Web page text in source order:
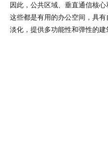
因此，公共区域、垂直通信核
这些都是有用的办公空间，具
淡化，提供多功能性和弹性的建